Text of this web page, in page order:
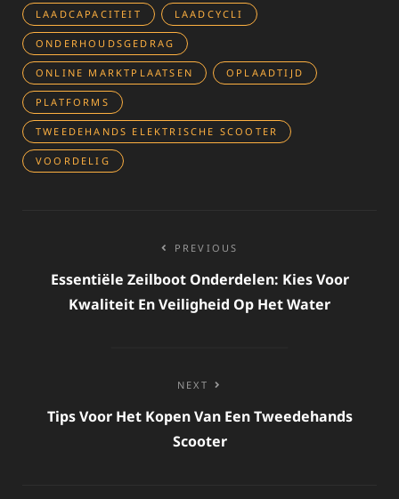
LAADCAPACITEIT LAADCYCLI
ONDERHOUDSGEDRAG
ONLINE MARKTPLAATSEN OPLAADTIJD
PLATFORMS
TWEEDEHANDS ELEKTRISCHE SCOOTER
VOORDELIG
navigatie
PREVIOUS
Essentiële Zeilboot Onderdelen: Kies Voor
Kwaliteit En Veiligheid Op Het Water
NEXT
Tips Voor Het Kopen Van Een Tweedehands
Scooter